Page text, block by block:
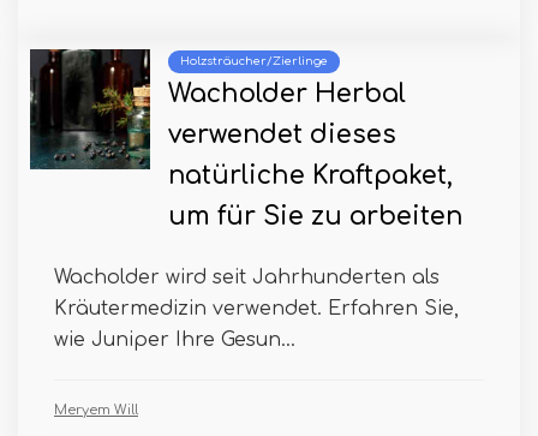
Holzsträucher/Zierlinge
Wacholder Herbal
verwendet dieses
natürliche Kraftpaket,
um für Sie zu arbeiten
Wacholder wird seit Jahrhunderten als
Kräutermedizin verwendet. Erfahren Sie,
wie Juniper Ihre Gesun...
Meryem Will